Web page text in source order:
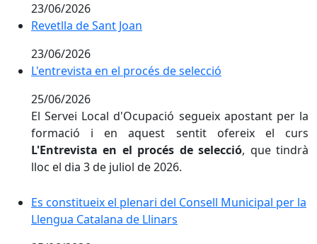
23/06/2026
Revetlla de Sant Joan
Revetlla de Sant Joan
23/06/2026
L'entrevista en el procés de selecció
L'entrevista en el procés de selecció
25/06/2026
El Servei Local d'Ocupació segueix apostant per la
formació i en aquest sentit ofereix el curs
L'Entrevista en el procés de selecció, que tindrà
lloc el dia 3 de juliol de 2026.
Es constitueix el plenari del Consell Municipal per la
Es constitueix el plenari del Consell Municipal per la
Llengua Catalana de Llinars